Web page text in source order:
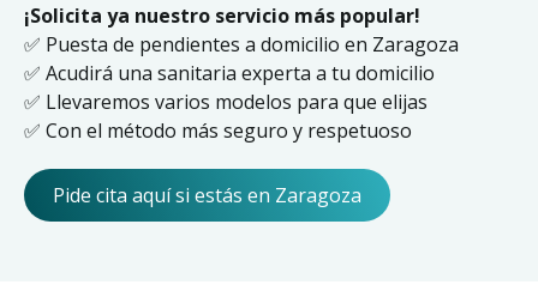
¡Solicita ya nuestro servicio más popular!
✅ Puesta de pendientes a domicilio en Zaragoza
✅ Acudirá una sanitaria experta a tu domicilio
✅ Llevaremos varios modelos para que elijas
✅ Con el método más seguro y respetuoso
Pide cita aquí si estás en Zaragoza